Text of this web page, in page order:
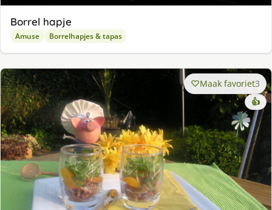
Borrel hapje
Amuse Borrelhapjes & tapas
Maak favoriet3
👍